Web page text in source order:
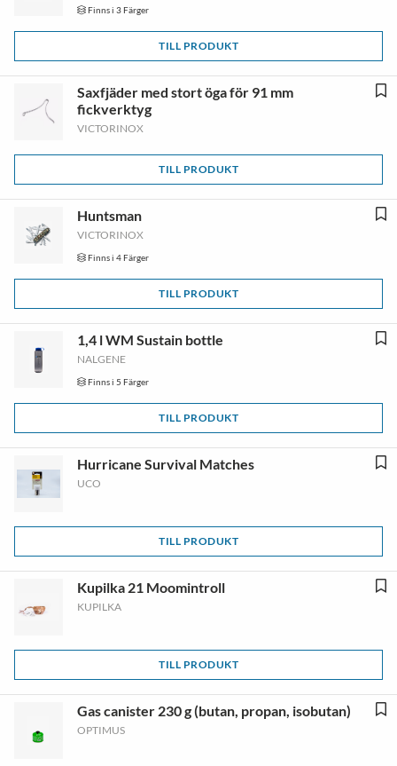
Finns i 3 Färger
TILL PRODUKT
Saxfjäder med stort öga för 91 mm
fickverktyg
VICTORINOX
TILL PRODUKT
Huntsman
VICTORINOX
Finns i 4 Färger
TILL PRODUKT
1,4 l WM Sustain bottle
NALGENE
Finns i 5 Färger
TILL PRODUKT
Hurricane Survival Matches
UCO
TILL PRODUKT
Kupilka 21 Moomintroll
KUPILKA
TILL PRODUKT
Gas canister 230 g (butan, propan, isobutan)
OPTIMUS